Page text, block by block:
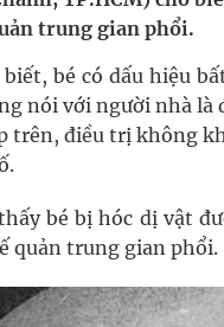
đầu từ trải nghiệm thực
sống hàng nghìn phụ nữ
đại
trung gian phổi.
bé có dấu hiệu
nói với người nhà
trên, điều trị không
bé bị hóc dị vật
quản trung gian